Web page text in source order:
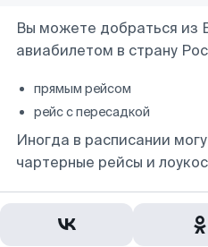
Вы можете добраться из
авиабилетом в страну
прямым рейсом
рейс с пересадкой
Иногда в расписании
чартерные рейсы и